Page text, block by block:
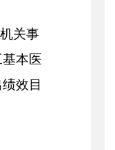
关事
本医
效目